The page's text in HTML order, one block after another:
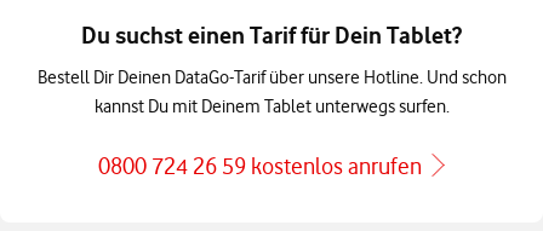
Du suchst einen Tarif für Dein Tablet?
Bestell Dir Deinen DataGo-Tarif über unsere Hotline. Und schon
kannst Du mit Deinem Tablet unterwegs surfen.
0800 724 26 59 kostenlos anrufen